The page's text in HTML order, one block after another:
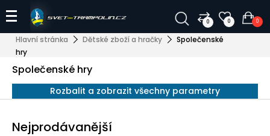
0 0 0
Hlavní stránka Dětské zboží a hračky
Společenské
hry
Společenské hry
Rozbalit a zobrazit všechny parametry
Nejprodávanější